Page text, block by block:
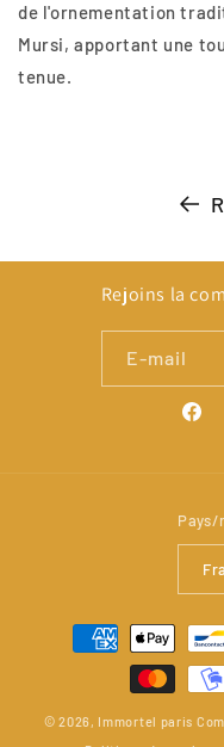
de l'ornementation
Mursi, apportant une
tenue.
Rejoins la
E-mail
Pays/
Moyens
© 2026, Immortel paris